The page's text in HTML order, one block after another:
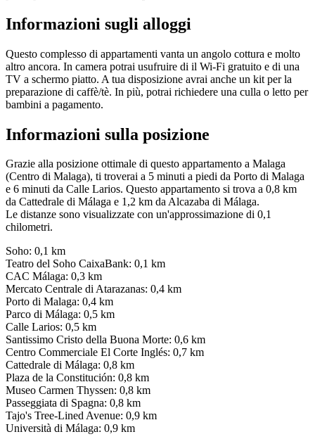
Informazioni sugli alloggi
Questo complesso di appartamenti vanta un angolo cottura e molto
altro ancora. In camera potrai usufruire di il Wi-Fi gratuito e di una
TV a schermo piatto. A tua disposizione avrai anche un kit per la
preparazione di caffè/tè. In più, potrai richiedere una culla o letto per
bambini a pagamento.
Informazioni sulla posizione
Grazie alla posizione ottimale di questo appartamento a Malaga
(Centro di Malaga), ti troverai a 5 minuti a piedi da Porto di Malaga
e 6 minuti da Calle Larios. Questo appartamento si trova a 0,8 km
da Cattedrale di Málaga e 1,2 km da Alcazaba di Málaga.
Le distanze sono visualizzate con un'approssimazione di 0,1
chilometri.
Soho: 0,1 km
Teatro del Soho CaixaBank: 0,1 km
CAC Málaga: 0,3 km
Mercato Centrale di Atarazanas: 0,4 km
Porto di Malaga: 0,4 km
Parco di Málaga: 0,5 km
Calle Larios: 0,5 km
Santissimo Cristo della Buona Morte: 0,6 km
Centro Commerciale El Corte Inglés: 0,7 km
Cattedrale di Málaga: 0,8 km
Plaza de la Constitución: 0,8 km
Museo Carmen Thyssen: 0,8 km
Passeggiata di Spagna: 0,8 km
Tajo's Tree-Lined Avenue: 0,9 km
Università di Málaga: 0,9 km